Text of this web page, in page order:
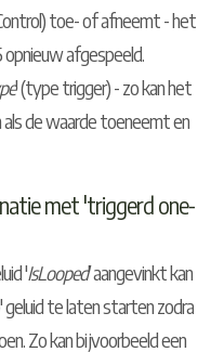
toe- of afneemt - het
opnieuw afgespeeld.
' (type trigger) - zo kan het
als de waarde toeneemt en
met 'triggerd one-
'IsLooped' aangevinkt kan
geluid te laten starten zodra
Zo kan bijvoorbeeld een